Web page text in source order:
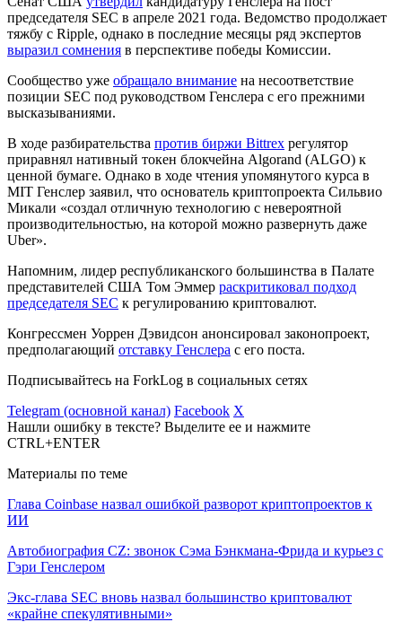
председателя SEC в апреле 2021 года. Ведомство продолжает
тяжбу с Ripple, однако в последние месяцы ряд экспертов
выразил сомнения в перспективе победы Комиссии.
Сообщество уже обращало внимание на несоответствие
позиции SEC под руководством Генслера с его прежними
высказываниями.
В ходе разбирательства против биржи Bittrex регулятор
приравнял нативный токен блокчейна Algorand (ALGO) к
ценной бумаге. Однако в ходе чтения упомянутого курса в
MIT Генслер заявил, что основатель криптопроекта Сильвио
Микали «создал отличную технологию с невероятной
производительностью, на которой можно развернуть даже
Uber».
Напомним, лидер республиканского большинства в Палате
представителей США Том Эммер раскритиковал подход
председателя SEC к регулированию криптовалют.
Конгрессмен Уоррен Дэвидсон анонсировал законопроект,
предполагающий отставку Генслера с его поста.
Подписывайтесь на ForkLog в социальных сетях
Telegram (основной канал) Facebook X
Нашли ошибку в тексте? Выделите ее и нажмите
CTRL+ENTER
Материалы по теме
Глава Coinbase назвал ошибкой разворот криптопроектов к
ИИ
Автобиография CZ: звонок Сэма Бэнкмана-Фрида и курьез с
Гэри Генслером
Экс-глава SEC вновь назвал большинство криптовалют
«крайне спекулятивными»